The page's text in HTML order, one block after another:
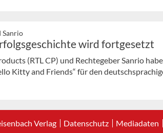
Sanrio
wird fortgesetzt
(RTL CP) und Rechtegeber Sanrio
Kitty and Friends“ für den
Verlag Datenschutz Mediadaten